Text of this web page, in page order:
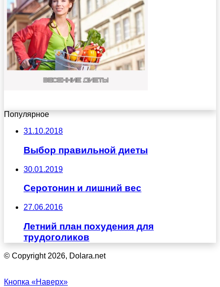
Популярное
31.10.2018
Выбор правильной диеты
30.01.2019
Серотонин и лишний вес
27.06.2016
Летний план похудения для
трудоголиков
© Copyright 2026, Dolara.net
Кнопка «Наверх»